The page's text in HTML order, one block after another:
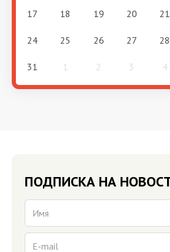
17 18 19 20 21
24 25 26 27 28
31 1 2 3 4
ПОДПИСКА НА